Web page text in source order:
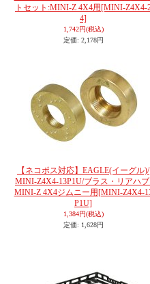
トセット:MINI-Z 4X4用 [MINI-Z4X4-
4]
1,742円(税込)
定価: 2,178円
【ネコポス対応】EAGLE(イーグル)/
MINI-Z4X4-13P1U/ブラス・リアハ
MINI-Z 4X4ジムニー用 [MINI-Z4X4-
P1U]
1,384円(税込)
定価: 1,628円